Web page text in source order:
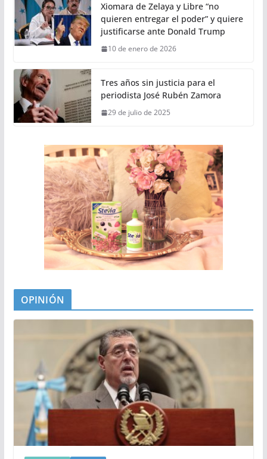
Xiomara de Zelaya y Libre “no
quieren entregar el poder” y quiere
justificarse ante Donald Trump
10 de enero de 2026
Tres años sin justicia para el
periodista José Rubén Zamora
29 de julio de 2025
OPINIÓN